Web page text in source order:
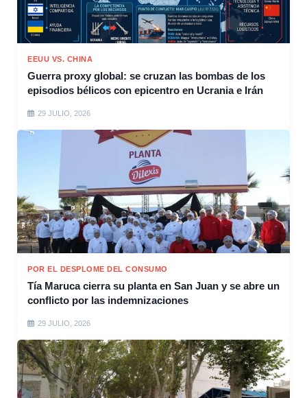
EEUU VS. CHINA
Guerra proxy global: se cruzan las bombas de los
episodios bélicos con epicentro en Ucrania e Irán
29 JULIO, 2026
POR EL DESPLOME DEL CONSUMO
Tía Maruca cierra su planta en San Juan y se abre un
conflicto por las indemnizaciones
29 JULIO, 2026